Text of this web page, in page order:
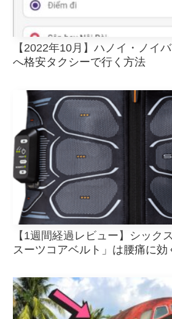
【2022年10月】ハノイ・ノイ
へ格安タクシーで行く方法
【1週間経過レビュー】シック
スーツコアベルト」は腰痛に効